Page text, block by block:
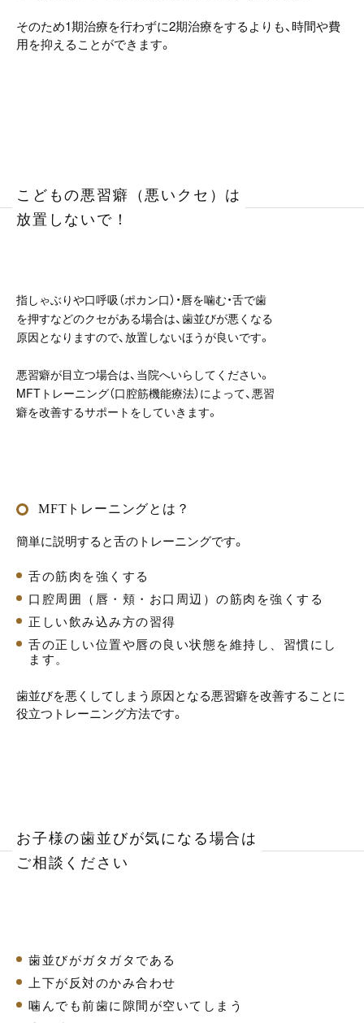
そのため1期治療を行わずに2期治療をするよりも、時間や費
用を抑えることができます。
こどもの悪習癖（悪いクセ）は
放置しないで！
指しゃぶりや口呼吸（ポカン口）・唇を噛む・舌で歯
を押すなどのクセがある場合は、歯並びが悪くなる
原因となりますので、放置しないほうが良いです。
悪習癖が目立つ場合は、当院へいらしてください。
MFTトレーニング（口腔筋機能療法）によって、悪習
癖を改善するサポートをしていきます。
MFTトレーニングとは？
簡単に説明すると舌のトレーニングです。
舌の筋肉を強くする
口腔周囲（唇・頬・お口周辺）の筋肉を強くする
正しい飲み込み方の習得
舌の正しい位置や唇の良い状態を維持し、習慣にし
ます。
歯並びを悪くしてしまう原因となる悪習癖を改善することに
役立つトレーニング方法です。
お子様の歯並びが気になる場合は
ご相談ください
歯並びがガタガタである
上下が反対のかみ合わせ
噛んでも前歯に隙間が空いてしまう